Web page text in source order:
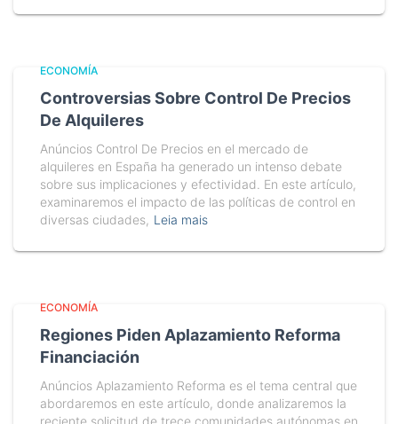
ECONOMÍA
Controversias Sobre Control De Precios
De Alquileres
Anúncios Control De Precios en el mercado de
alquileres en España ha generado un intenso debate
sobre sus implicaciones y efectividad. En este artículo,
examinaremos el impacto de las políticas de control en
diversas ciudades, Leia mais
ECONOMÍA
Regiones Piden Aplazamiento Reforma
Financiación
Anúncios Aplazamiento Reforma es el tema central que
abordaremos en este artículo, donde analizaremos la
reciente solicitud de trece comunidades autónomas en